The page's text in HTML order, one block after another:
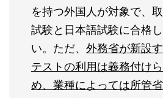
を持つ外国人が対象で、
試験と日本語試験に合格
い。ただ、 外務省が新設
テストの利用は義務付け
め、業種によっては所管